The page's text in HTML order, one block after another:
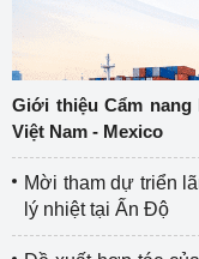
Giới thiệu Cẩm
Việt Nam - Mexico
Mời tham dự triển
lý nhiệt tại Ấn Độ